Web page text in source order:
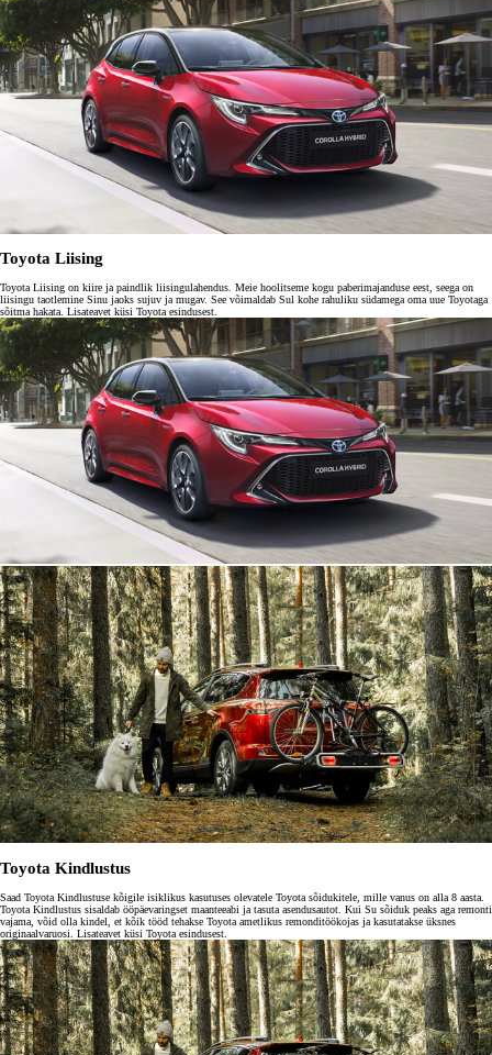
Toyota Liising
Toyota Liising on kiire ja paindlik liisingulahendus. Meie hoolitseme kogu paberimajanduse eest, seega on
liisingu taotlemine Sinu jaoks sujuv ja mugav. See võimaldab Sul kohe rahuliku südamega oma uue Toyotaga
sõitma hakata. Lisateavet küsi Toyota esindusest.
Toyota Kindlustus
Saad Toyota Kindlustuse kõigile isiklikus kasutuses olevatele Toyota sõidukitele, mille vanus on alla 8 aasta.
Toyota Kindlustus sisaldab ööpäevaringset maanteeabi ja tasuta asendusautot. Kui Su sõiduk peaks aga remonti
vajama, võid olla kindel, et kõik tööd tehakse Toyota ametlikus remonditöökojas ja kasutatakse üksnes
originaalvaruosi. Lisateavet küsi Toyota esindusest.